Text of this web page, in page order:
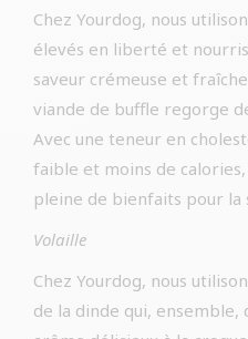
Chez Yourdog, nous
élevés en liberté et
saveur crémeuse et
viande de buffle regorge
Avec une teneur en
faible et moins de
pleine de bienfaits pour la
Volaille
Chez Yourdog, nous
de la dinde qui, ensemble,